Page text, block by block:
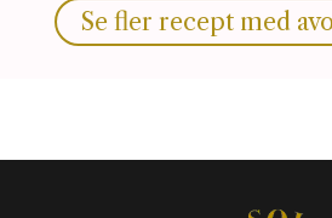
Se fler recept med